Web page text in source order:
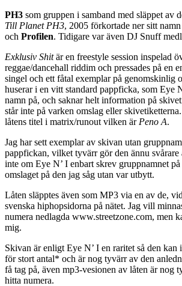
PH3 som gruppen i samband med släppet av
Till Planet PH3, 2005 förkortade ner sitt
och Profilen. Tidigare var även DJ Snuff
Exklusiv Shitär en freestyle session inspelad
reggae/dancehall riddim och pressades på en
singel och ett fåtal exemplar på genomskinlig
huserar i en vitt standard pappficka, som Eye
namn på, och saknar helt information på
står inte på varken omslag eller
låtens titel i matrix/runout vilken är Peno A.
Jag har sett exemplar av skivan utan
pappfickan, vilket tyvärr gör den ännu svårare
inte om Eye N’ I enbart skrev gruppnamnet
omslaget på den jag såg utan var utbytt.
Låten släpptes även som MP3 via en av de,
svenska hiphopsidorna på nätet. Jag vill
numera nedlagda www.streetzone.com, men
mig.
Skivan är enligt Eye N’ I en raritet så den kan
för stort antal* och är nog tyvärr av den
få tag på, även mp3-vesionen av låten är nog
hitta numera.